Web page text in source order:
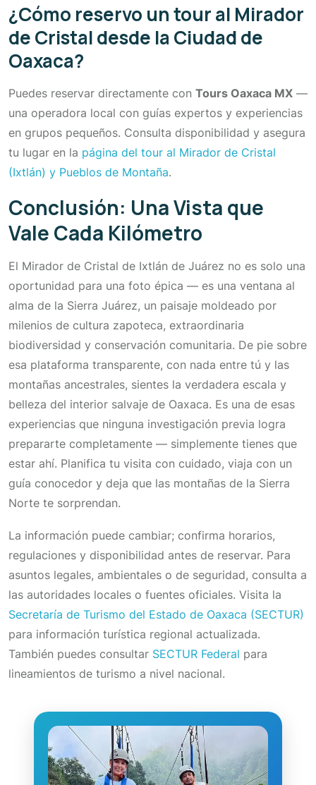
¿Cómo reservo un tour al Mirador
de Cristal desde la Ciudad de
Oaxaca?
Puedes reservar directamente con Tours Oaxaca MX —
una operadora local con guías expertos y experiencias
en grupos pequeños. Consulta disponibilidad y asegura
tu lugar en la página del tour al Mirador de Cristal
(Ixtlán) y Pueblos de Montaña.
Conclusión: Una Vista que
Vale Cada Kilómetro
El Mirador de Cristal de Ixtlán de Juárez no es solo una
oportunidad para una foto épica — es una ventana al
alma de la Sierra Juárez, un paisaje moldeado por
milenios de cultura zapoteca, extraordinaria
biodiversidad y conservación comunitaria. De pie sobre
esa plataforma transparente, con nada entre tú y las
montañas ancestrales, sientes la verdadera escala y
belleza del interior salvaje de Oaxaca. Es una de esas
experiencias que ninguna investigación previa logra
prepararte completamente — simplemente tienes que
estar ahí. Planifica tu visita con cuidado, viaja con un
guía conocedor y deja que las montañas de la Sierra
Norte te sorprendan.
La información puede cambiar; confirma horarios,
regulaciones y disponibilidad antes de reservar. Para
asuntos legales, ambientales o de seguridad, consulta a
las autoridades locales o fuentes oficiales. Visita la
Secretaría de Turismo del Estado de Oaxaca (SECTUR)
para información turística regional actualizada.
También puedes consultar SECTUR Federal para
lineamientos de turismo a nivel nacional.